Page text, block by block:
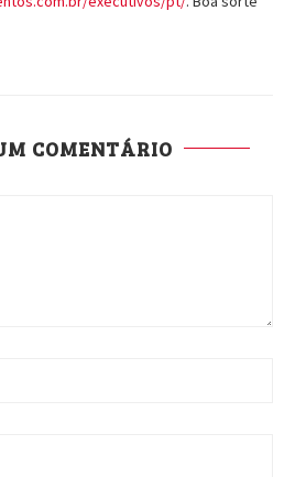
COMENTÁRIO